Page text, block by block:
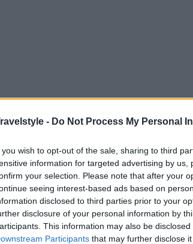
- Do Not Process My Personal
you wish to opt-out of the sale, sharing to third
information for targeted advertising by
your selection. Please note that after your
seeing interest-based ads based on
disclosed to third parties prior to your
disclosure of your personal information by
This information may also be
Participants that may further disclose
του χωριού, αφού από εδώ, σε
μόλις 5 χλµ.) µοιάζει σαν από
για την Καλλιθέα Ευρυτανίας.